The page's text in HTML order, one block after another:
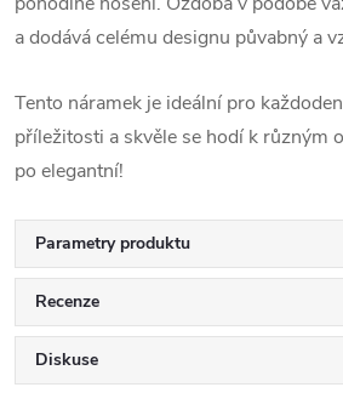
a dodává celému designu půvabný a
Tento náramek je ideální pro
příležitosti a skvěle se hodí k různým
po elegantní!
Parametry produktu
Recenze
Diskuse